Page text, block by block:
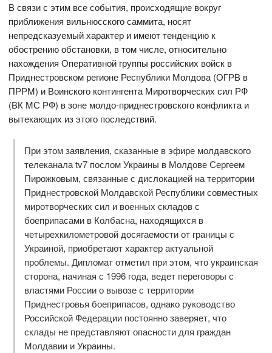
В связи с этим все события, происходящие вокруг
приближения вильнюсского саммита, носят
непредсказуемый характер и имеют тенденцию к
обострению обстановки, в том числе, относительно
нахождения Оперативной группы российских войск в
Приднестровском регионе Республики Молдова (ОГРВ в
ПРРМ) и Воинского контингента Миротворческих сил РФ
(ВК МС РФ) в зоне молдо-приднестровского конфликта и
вытекающих из этого последствий.
При этом заявления, сказанные в эфире молдавского
телеканала tv7 послом Украины в Молдове Сергеем
Пирожковым, связанные с дислокацией на территории
Приднестровской Молдавской Республики совместных
миротворческих сил и военных складов с
боеприпасами в Колбасна, находящихся в
четырехкилометровой досягаемости от границы с
Украиной, приобретают характер актуальной
проблемы. Дипломат отметил при этом, что украинская
сторона, начиная с 1996 года, ведет переговоры с
властями России о вывозе с территории
Приднестровья боеприпасов, однако руководство
Российской Федерации постоянно заверяет, что
склады не представляют опасности для граждан
Молдавии и Украины.